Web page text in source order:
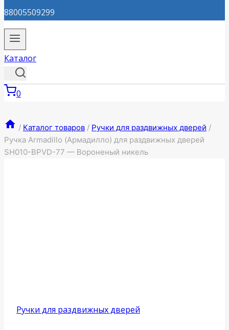
88005509299
Каталог
0
/ Каталог товаров / Ручки для раздвижных дверей /
Ручка Armadillo (Армадилло) для раздвижных дверей
SH010-BPVD-77 — Вороненый никель
Ручки для раздвижных дверей